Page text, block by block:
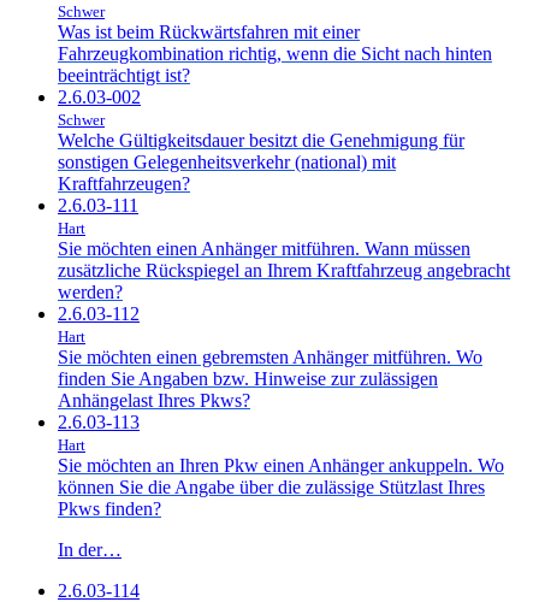
Schwer
Was ist beim Rückwärtsfahren mit einer
Fahrzeugkombination richtig, wenn die Sicht nach hinten
beeinträchtigt ist?
2.6.03-002
Schwer
Welche Gültigkeitsdauer besitzt die Genehmigung für
sonstigen Gelegenheitsverkehr (national) mit
Kraftfahrzeugen?
2.6.03-111
Hart
Sie möchten einen Anhänger mitführen. Wann müssen
zusätzliche Rückspiegel an Ihrem Kraftfahrzeug angebracht
werden?
2.6.03-112
Hart
Sie möchten einen gebremsten Anhänger mitführen. Wo
finden Sie Angaben bzw. Hinweise zur zulässigen
Anhängelast Ihres Pkws?
2.6.03-113
Hart
Sie möchten an Ihren Pkw einen Anhänger ankuppeln. Wo
können Sie die Angabe über die zulässige Stützlast Ihres
Pkws finden?
In der…
2.6.03-114